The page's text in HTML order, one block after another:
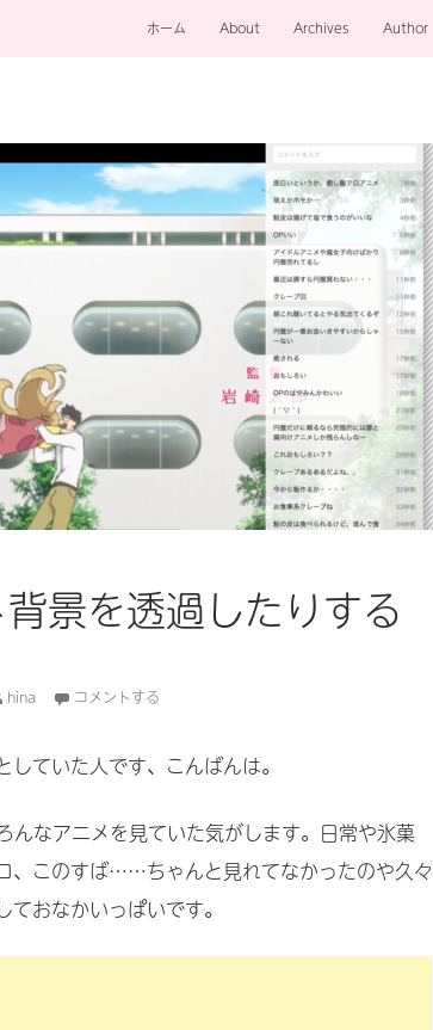
ホーム About Archives Author
景を透過したりする
hina コメントする
ていた人です、こんばんは。
なアニメを見ていた気がします。日常や氷菓
、このすば……ちゃんと見れてなかったのや久々
おなかいっぱいです。